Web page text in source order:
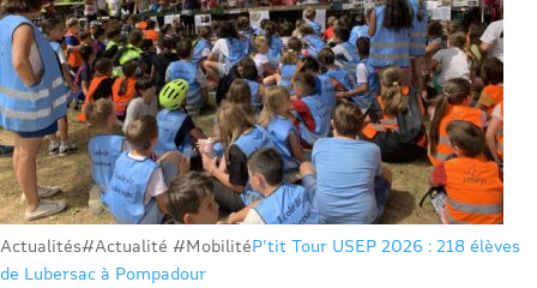
Actualités#Actualité #MobilitéP’tit Tour USEP 2026 : 218 élèves
de Lubersac à Pompadour